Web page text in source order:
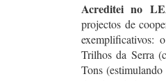
Acreditei no
projectos de
exemplificativos:
Trilhos da Serra
Tons